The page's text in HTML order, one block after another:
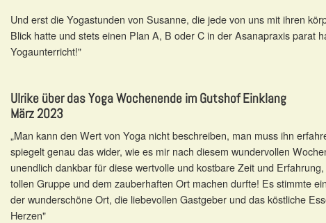
Und erst die Yogastunden von Susanne, die jede von uns mit ihren
Blick hatte und stets einen Plan A, B oder C in der Asanapraxis parat
Yogaunterricht!"
Ulrike über das Yoga Wochenende im Gutshof Einklang
März 2023
„Man kann den Wert von Yoga nicht beschreiben, man muss ihn
spiegelt genau das wider, wie es mir nach diesem wundervollen
unendlich dankbar für diese wertvolle und kostbare Zeit und
tollen Gruppe und dem zauberhaften Ort machen durfte! Es stimmte
der wunderschöne Ort, die liebevollen Gastgeber und das köstliche
Herzen"